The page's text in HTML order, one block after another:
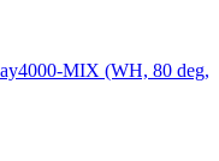
MIX (WH, 80 deg,